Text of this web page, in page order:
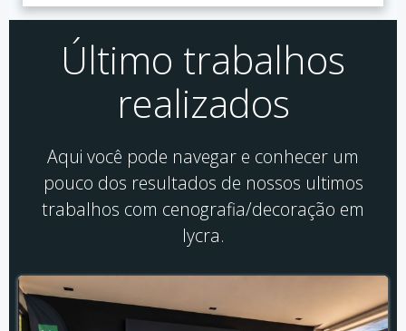
Último trabalhos
realizados
Aqui você pode navegar e conhecer um
pouco dos resultados de nossos ultimos
trabalhos com cenografia/decoração em
lycra.